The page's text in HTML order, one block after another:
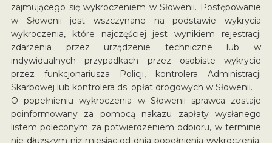
zajmującego się wykroczeniem w Słowenii. Postępowanie
w Słowenii jest wszczynane na podstawie wykrycia
wykroczenia, które najczęściej jest wynikiem rejestracji
zdarzenia przez urządzenie techniczne lub w
indywidualnych przypadkach przez osobiste wykrycie
przez funkcjonariusza Policji, kontrolera Administracji
Skarbowej lub kontrolera ds. opłat drogowych w Słowenii.
O popełnieniu wykroczenia w Słowenii sprawca zostaje
poinformowany za pomocą nakazu zapłaty wysłanego
listem poleconym za potwierdzeniem odbioru, w terminie
nie dłuższym niż miesiąc od dnia popełnienia wykroczenia.